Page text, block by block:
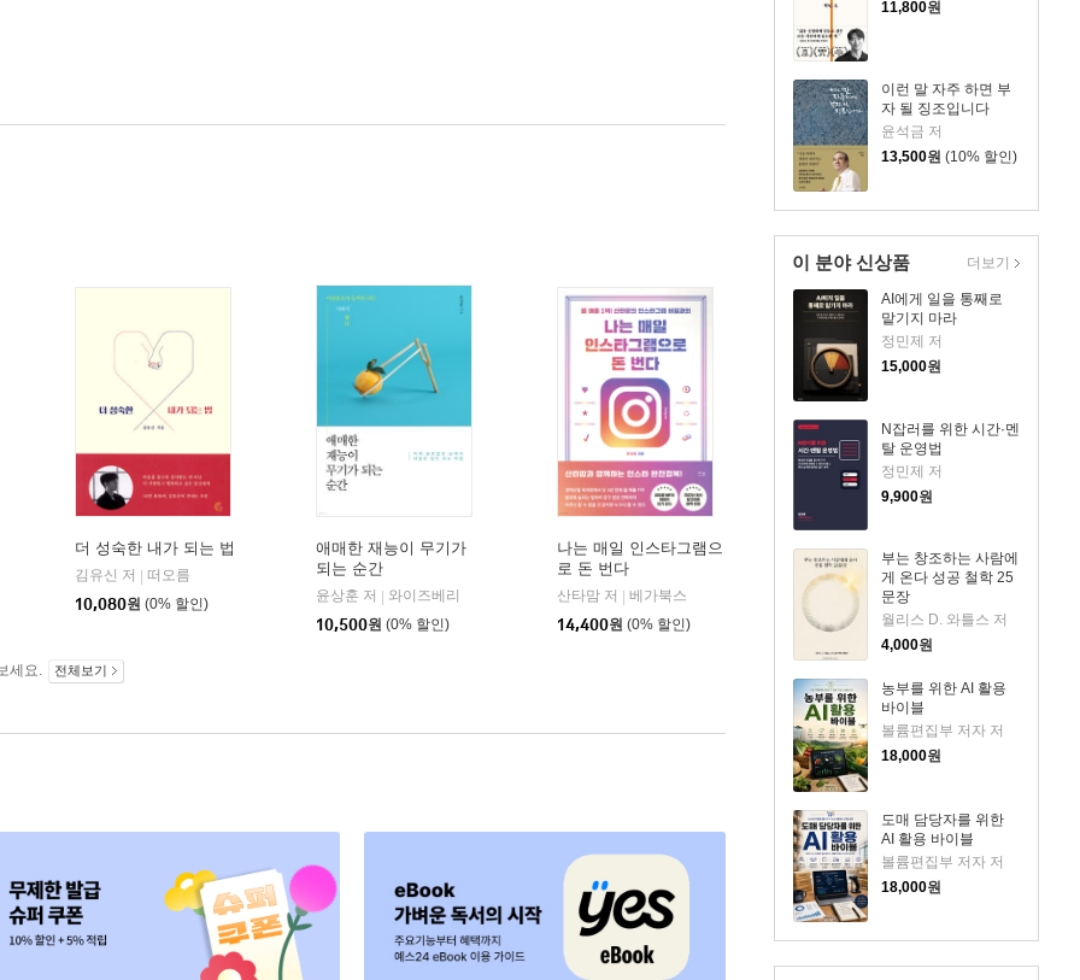
11,800원
이런 말 자주 하면 부
자 될 징조입니다
윤석금 저
13,500원 (10% 할인)
이 분야 신상품
AI에게 일을 통째로
맡기지 마라
정민제 저
15,000원
N잡러를 위한 시간·멘
탈 운영법
정민제 저
9,900원
부는 창조하는 사람에
게 온다 성공 철학 25
문장
월리스 D. 와틀스 저
4,000원
농부를 위한 AI 활용
바이블
볼륨편집부 저자 저
18,000원
도매 담당자를 위한
AI 활용 바이블
볼륨편집부 저자 저
18,000원
더보기
더 성숙한 내가 되는 법
김유신 저
떠오름
10,080원 (0% 할인)
애매한 재능이 무기가
되는 순간
윤상훈 저
와이즈베리
10,500원 (0% 할인)
나는 매일 인스타그램으
로 돈 번다
산타맘 저
베가북스
14,400원 (0% 할인)
세요. 전체보기